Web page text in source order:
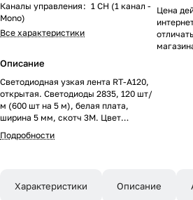
Каналы управления : 1 CH (1 канал -
Mono)
Все характеристики
Описание
Светодиодная узкая лента RT-A120,
открытая. Светодиоды 2835, 120 шт/
м (600 шт на 5 м), белая плата,
ширина 5 мм, скотч 3M. Цвет
ДНЕВНОЙ 4000 K, цветопередача
CRI>85, угол 120°. Питание 24V,
за 1 м.
Подробности
Цена
Характеристики Описание